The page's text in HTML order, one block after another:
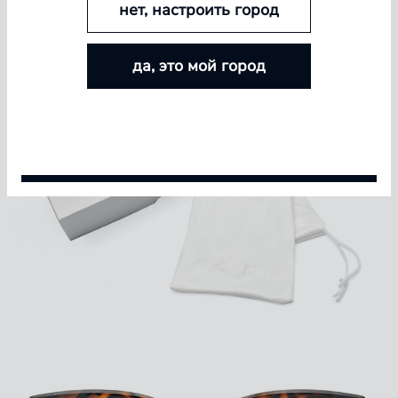
БОЛЬШЕ ЛИНЗ — БОЛЬШЕ СКИДКА
Покупайте контактные линзы Airway и увеличивайте
размер скидки — от 5% до 15%
нет, настроить город
да, это мой город